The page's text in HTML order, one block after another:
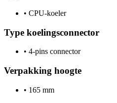
• CPU-koeler
Type koelingsconnector
• 4-pins connector
Verpakking hoogte
• 165 mm